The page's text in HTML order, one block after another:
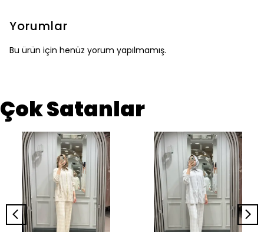
Yorumlar
Bu ürün için henüz yorum yapılmamış.
Çok Satanlar